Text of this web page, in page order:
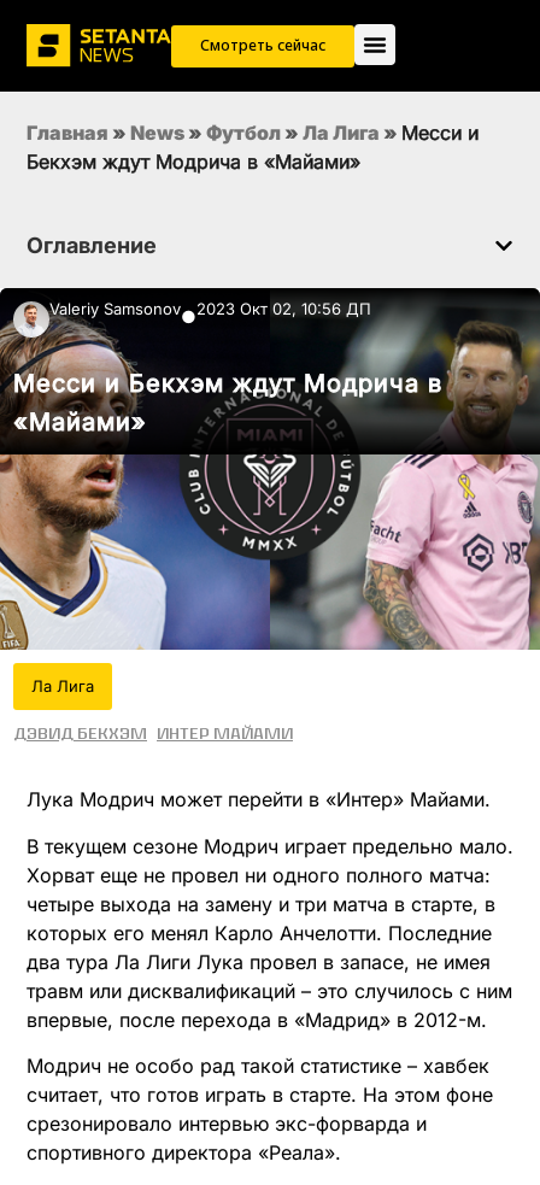
Смотреть сейчас
Главная » News » Футбол » Ла Лига » Месси и
Бекхэм ждут Модрича в «Майами»
Оглавление
Valeriy Samsonov●2023 Окт 02, 10:56 ДП
Месси и Бекхэм ждут Модрича в
«Майами»
Ла Лига
Дэвид Бекхэм Интер Майами
Лука Модрич может перейти в «Интер» Майами.
В текущем сезоне Модрич играет предельно мало.
Хорват еще не провел ни одного полного матча:
четыре выхода на замену и три матча в старте, в
которых его менял Карло Анчелотти. Последние
два тура Ла Лиги Лука провел в запасе, не имея
травм или дисквалификаций – это случилось с ним
впервые, после перехода в «Мадрид» в 2012-м.
Модрич не особо рад такой статистике – хавбек
считает, что готов играть в старте. На этом фоне
срезонировало интервью экс-форварда и
спортивного директора «Реала».